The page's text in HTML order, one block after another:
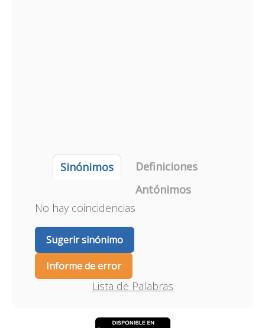
Sinónimos
Definiciones
Antónimos
No hay coincidencias
Sugerir sinónimo
Informe de error
Lista de Palabras